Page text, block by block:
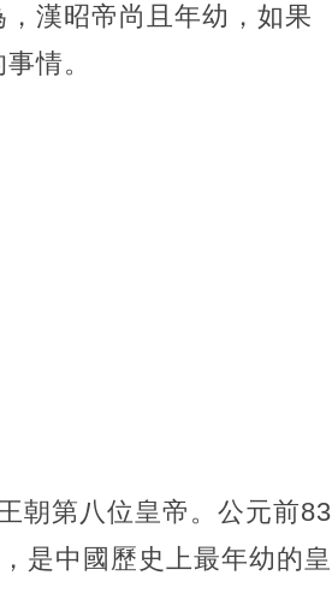
漢昭帝尚且年幼，如果
情。
朝第八位皇帝。公元前83
是中國歷史上最年幼的皇